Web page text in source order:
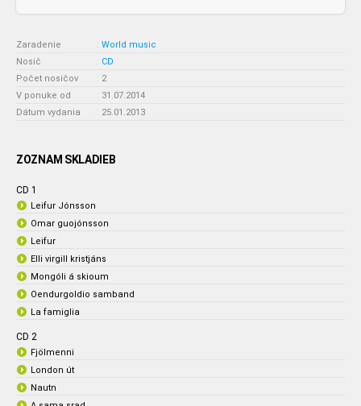
Zaradenie : World music
Nosič
: CD
Počet nosičov
: 2
V ponuke od
: 31.07.2014
Dátum vydania
: 25.01.2013
ZOZNAM SKLADIEB
CD 1
Leifur Jónsson
Omar guojónsson
Leifur
Elli virgill kristjáns
Mongóli á skioum
Oendurgoldio samband
La famiglia
CD 2
Fjölmenni
London út
Nautn